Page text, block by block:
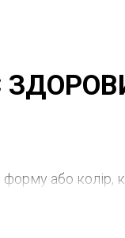
або колір,